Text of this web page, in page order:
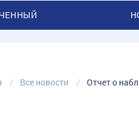
Все новости
Отчет о